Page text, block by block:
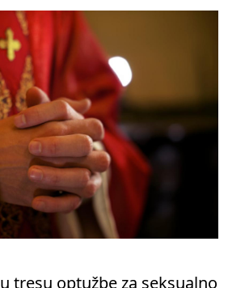
tresu optužbe za seksualno